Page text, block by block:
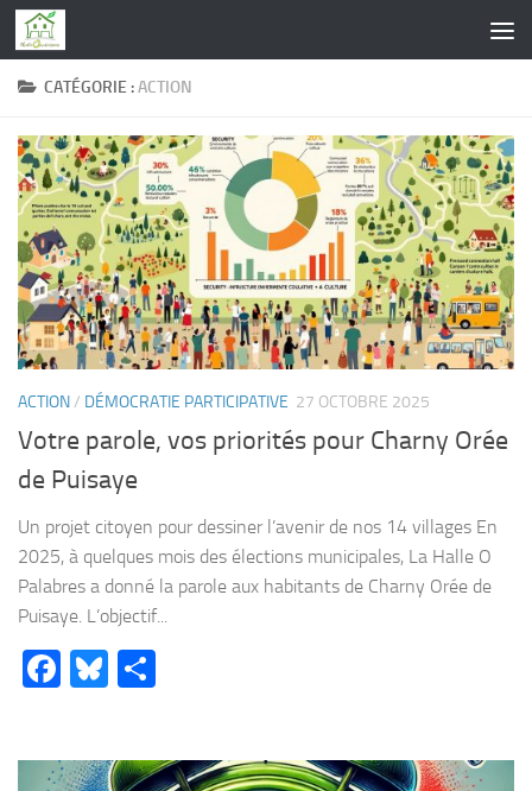
Skip to content
CATÉGORIE :ACTION
ACTION/ DÉMOCRATIE PARTICIPATIVE 27 OCTOBRE 2025
Votre parole, vos priorités pour Charny Orée
de Puisaye
Un projet citoyen pour dessiner l’avenir de nos 14 villages En
2025, à quelques mois des élections municipales, La Halle O
Palabres a donné la parole aux habitants de Charny Orée de
Puisaye. L’objectif...
Facebook
Bluesky